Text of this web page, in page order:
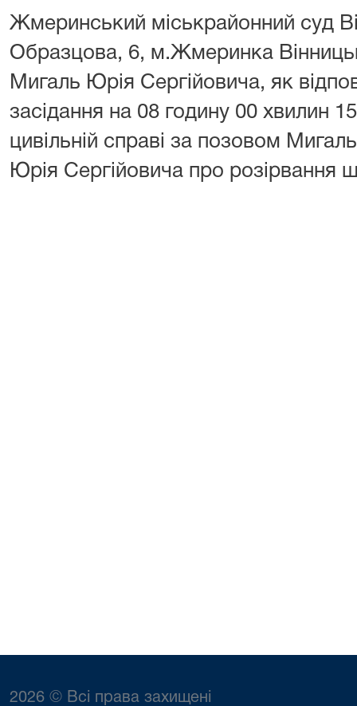
Жмеринський міськрайонний суд
Образцова, 6, м.Жмеринка
Мигаль Юрія Сергійовича, як
засідання на 08 годину 00 хвилин
цивільній справі за позовом
Юрія Сергійовича про розірвання
2026 © Всі права захищені